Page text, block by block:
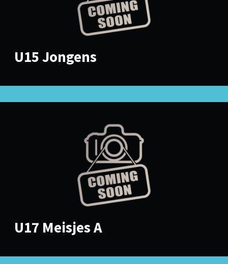
U15 Jongens
U17 Meisjes A